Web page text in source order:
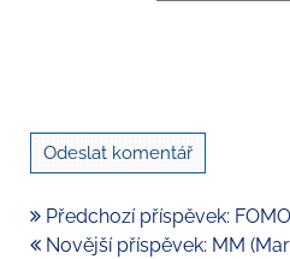
Předchozí příspěvek: FOMO
Novější příspěvek: MM